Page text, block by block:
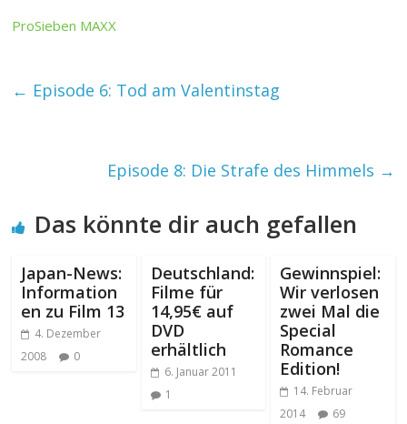
ProSieben MAXX
← Episode 6: Tod am Valentinstag
Episode 8: Die Strafe des Himmels →
Das könnte dir auch gefallen
Japan-News:
Information
en zu Film 13
4. Dezember
2008
0
Deutschland:
Filme für
14,95€ auf
DVD
erhältlich
6. Januar 2011
1
Gewinnspiel:
Wir verlosen
zwei Mal die
Special
Romance
Edition!
14. Februar
2014
69